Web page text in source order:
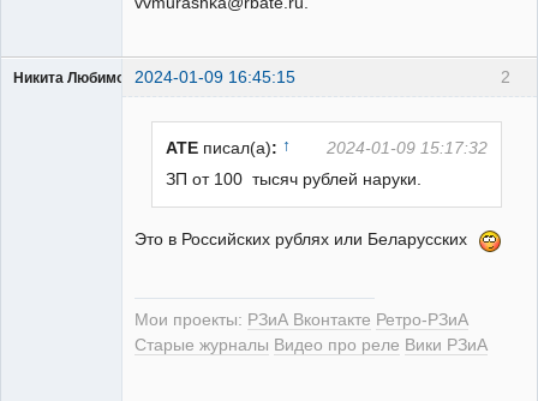
2
Никита Любимов 2024-01-09 16:45:15
ATE писал(а): ↑
2024-01-09 15:17:32
ЗП от 100 тысяч рублей наруки.
Это в Российских рублях или Беларусских
Мои проекты: РЗиА Вконтакте Ретро-РЗиА
Старые журналы Видео про реле Вики РЗиА